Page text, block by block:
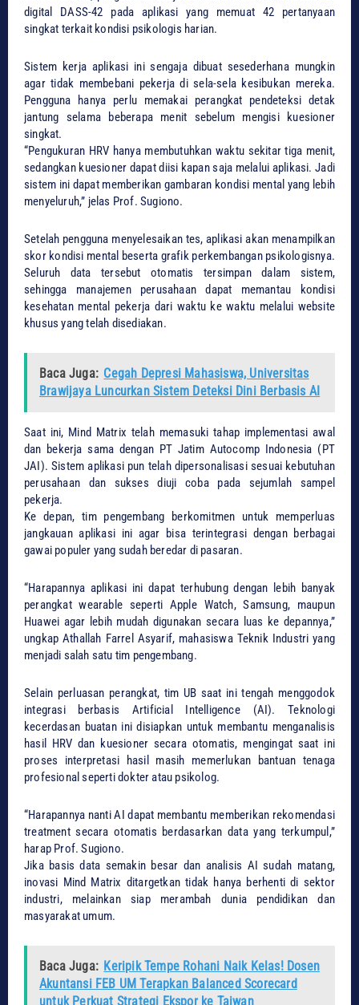
digital DASS-42 pada aplikasi yang memuat 42 pertanyaan
singkat terkait kondisi psikologis harian.
​Sistem kerja aplikasi ini sengaja dibuat sesederhana mungkin
agar tidak membebani pekerja di sela-sela kesibukan mereka.
Pengguna hanya perlu memakai perangkat pendeteksi detak
jantung selama beberapa menit sebelum mengisi kuesioner
singkat.
​“Pengukuran HRV hanya membutuhkan waktu sekitar tiga menit,
sedangkan kuesioner dapat diisi kapan saja melalui aplikasi. Jadi
sistem ini dapat memberikan gambaran kondisi mental yang lebih
menyeluruh,” jelas Prof. Sugiono.
​Setelah pengguna menyelesaikan tes, aplikasi akan menampilkan
skor kondisi mental beserta grafik perkembangan psikologisnya.
Seluruh data tersebut otomatis tersimpan dalam sistem,
sehingga manajemen perusahaan dapat memantau kondisi
kesehatan mental pekerja dari waktu ke waktu melalui website
khusus yang telah disediakan.
Baca Juga: Cegah Depresi Mahasiswa, Universitas
Brawijaya Luncurkan Sistem Deteksi Dini Berbasis AI
​Saat ini, Mind Matrix telah memasuki tahap implementasi awal
dan bekerja sama dengan PT Jatim Autocomp Indonesia (PT
JAI). Sistem aplikasi pun telah dipersonalisasi sesuai kebutuhan
perusahaan dan sukses diuji coba pada sejumlah sampel
pekerja.
​Ke depan, tim pengembang berkomitmen untuk memperluas
jangkauan aplikasi ini agar bisa terintegrasi dengan berbagai
gawai populer yang sudah beredar di pasaran.
​“Harapannya aplikasi ini dapat terhubung dengan lebih banyak
perangkat wearable seperti Apple Watch, Samsung, maupun
Huawei agar lebih mudah digunakan secara luas ke depannya,”
ungkap Athallah Farrel Asyarif, mahasiswa Teknik Industri yang
menjadi salah satu tim pengembang.
​Selain perluasan perangkat, tim UB saat ini tengah menggodok
integrasi berbasis Artificial Intelligence (AI). Teknologi
kecerdasan buatan ini disiapkan untuk membantu menganalisis
hasil HRV dan kuesioner secara otomatis, mengingat saat ini
proses interpretasi hasil masih memerlukan bantuan tenaga
profesional seperti dokter atau psikolog.
​“Harapannya nanti AI dapat membantu memberikan rekomendasi
treatment secara otomatis berdasarkan data yang terkumpul,”
harap Prof. Sugiono.
​Jika basis data semakin besar dan analisis AI sudah matang,
inovasi Mind Matrix ditargetkan tidak hanya berhenti di sektor
industri, melainkan siap merambah dunia pendidikan dan
masyarakat umum.
Baca Juga: Keripik Tempe Rohani Naik Kelas! Dosen
Akuntansi FEB UM Terapkan Balanced Scorecard
untuk Perkuat Strategi Ekspor ke Taiwan